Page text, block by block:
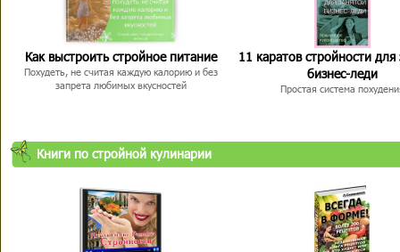
Как выстроить стройное питание
Похудеть, не считая каждую калорию и без
запрета любимых вкусностей
11 каратов стройности для
бизнес-леди
Простая система
Книги по стройной кулинарии